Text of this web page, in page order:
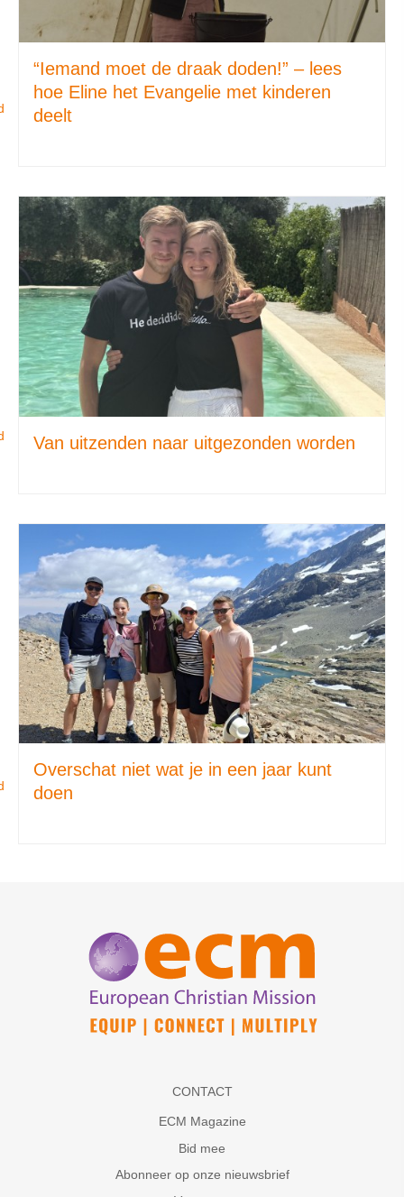
“Iemand moet de draak doden!” – lees
hoe Eline het Evangelie met kinderen
deelt
Van uitzenden naar uitgezonden worden
Overschat niet wat je in een jaar kunt
doen
CONTACT
ECM Magazine
Bid mee
Abonneer op onze nieuwsbrief